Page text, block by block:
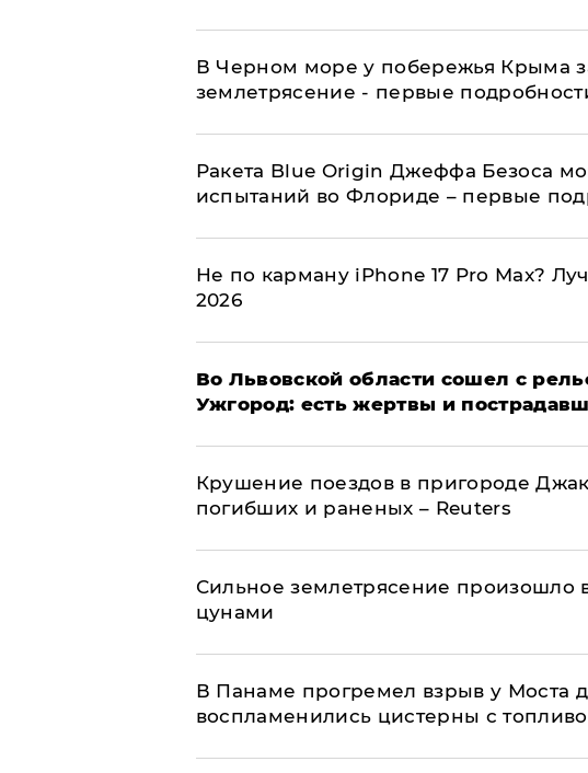
В Черном море у побережья Крыма
землетрясение - первые
Ракета Blue Origin Джеффа Безоса
испытаний во Флориде – первые
Не по карману iPhone 17 Pro Max?
2026
Во Львовской области сошел с
Ужгород: есть жертвы и
Крушение поездов в пригороде
погибших и раненых – Reuters
Сильное землетрясение произошло
цунами
В Панаме прогремел взрыв у Моста
воспламенились цистерны с